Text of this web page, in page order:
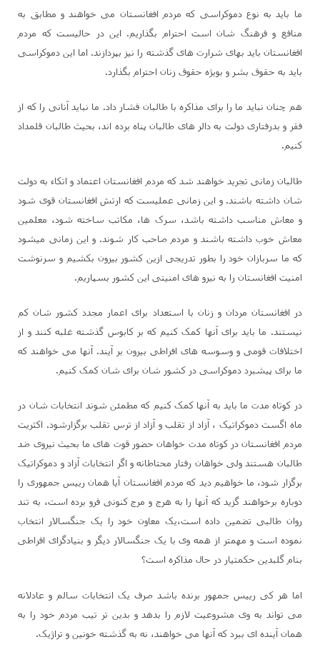
ما باید به نوع دموکراسی که مردم افغانستان می خواهند و مطابق به
منافع و فرهنگ شان است احترام بگذاریم. این در حالیست که مردم
افغانستان باید بهای شرارت های گذشته را نیز بپردازند. اما این دموکراسی
باید به حقوق بشر و بویژه حقوق زنان احترام بگذارد.
هم چنان نباید ما را برای مذاکره با طالبان فشار داد. ما نباید آنانی را که از
فقر و بدرفتاری دولت به دالر های طالبان پناه برده اند، بحیث طالبان قلمداد
کنیم.
طالبان زمانی تجرید خواهند شد که مردم افغانستان اعتماد و اتکاء به دولت
شان داشته باشند. و این زمانی عملیست که ارتش افغانستان قوی شود
و معاش مناسب داشته باشد، سرک ها، مکاتب ساخته شود، معلمین
معاش خوب داشته باشند و مردم صاحب کار شوند. و این زمانی میشود
که ما سربازان خود را بطور تدریجی ازین کشور بیرون بکشیم و سرنوشت
امنیت افغانستان را به نیرو های امنیتی این کشور بسپاریم.
در افغانستان مردان و زنان با استعداد برای اعمار مجدد کشور شان کم
نیستند. ما باید برای آنها کمک کنیم که بر کابوس گذشته غلبه کنند و از
اختلافات قومی و وسوسه های افراطی بیرون بر آیند. آنها می خواهند که
ما برای پیشبرد دموکراسی در کشور شان برای شان کمک کنیم.
در کوتاه مدت ما باید به آنها کمک کنیم که مطمئن شوند انتخابات شان در
ماه اگست دموکراتیک ، آزاد از تقلب و آزاد از ترس تقلب برگزارشود. اکثریت
مردم افغانستان در کوتاه مدت خواهان حضور قوت های ما بحیث نیروی ضد
طالبان هستند ولی خواهان رفتار محتاطانه و اگر انتخابات آزاد و دموکراتیک
برگزار شود، ما خواهیم دید که مردم افغانستان آیا همان رییس جمهوری را
دوباره برخواهند گزید که آنها را به هرج و مرج کنونی فرو برده است، به تند
روان طالبی تضمین داده است،یک معاون خود را یک جنگسالار انتخاب
نموده است و مهمتر از همه وی با یک جنگسالار دیگر و بنیادگرای افراطی
بنام گلبدین حکمتیار در حال مذاکره است؟
اما هر کی رییس جمهور برنده باشد صرف یک انتخابات سالم و عادلانه
می تواند به وی مشروعیت لازم را بدهد و بدین تر تیب مردم خود را به
همان آینده ای ببرد که آنها می خواهند، نه به گذشته خونین و تراژیک.